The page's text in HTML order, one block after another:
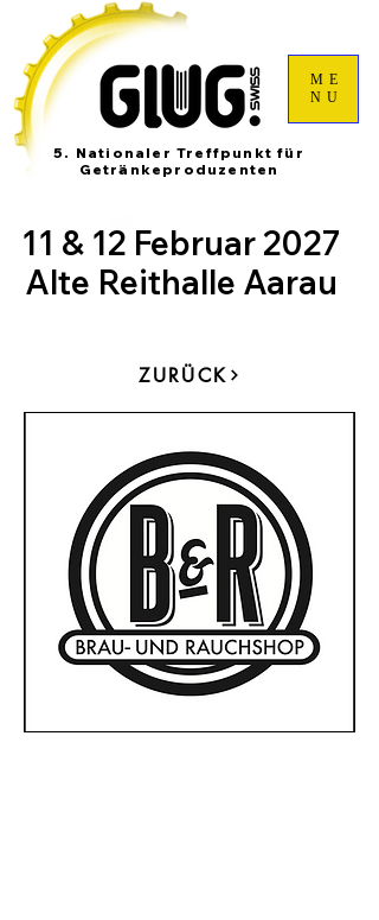
ME
NU
11 & 12 Februar 2027
Alte Reithalle Aarau
5. Nationaler Treffpunkt für
Getränkeproduzenten
ZURÜCK